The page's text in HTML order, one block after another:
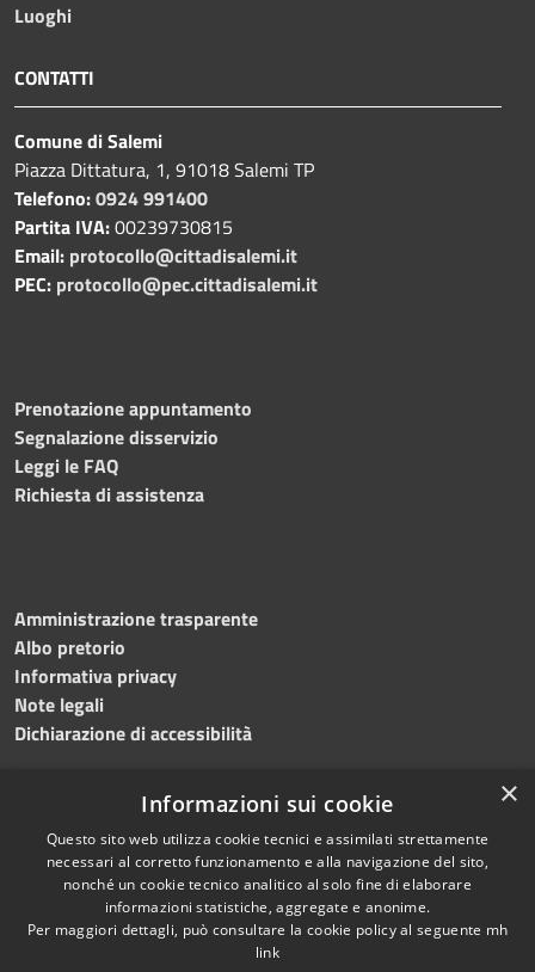
Luoghi
CONTATTI
Comune di Salemi
Piazza Dittatura, 1, 91018 Salemi TP
Telefono:0924 991400
Partita IVA:00239730815
Email: protocollo@cittadisalemi.it
PEC: protocollo@pec.cittadisalemi.it
Prenotazione appuntamento
Segnalazione disservizio
Leggi le FAQ
Richiesta di assistenza
Amministrazione trasparente
Albo pretorio
Informativa privacy
Note legali
Dichiarazione di accessibilità
Accessibilità
Copyright © 2026 • Comune di
Salemi • Powered by
×
Informazioni sui cookie
Questo sito web utilizza cookie tecnici e assimilati strettamente
necessari al corretto funzionamento e alla navigazione del sito,
nonché un cookie tecnico analitico al solo fine di elaborare
informazioni statistiche, aggregate e anonime.
Per maggiori dettagli, può consultare la cookie policy al seguente mh
link